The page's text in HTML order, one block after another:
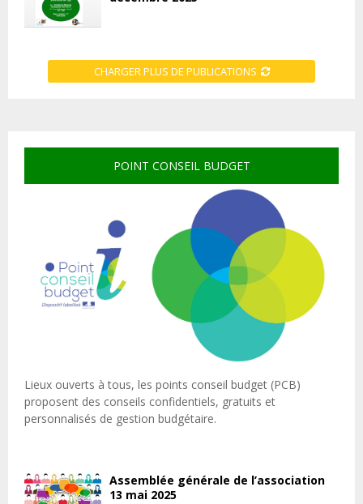
CHARGER PLUS DE PUBLICATIONS
POINT CONSEIL BUDGET
Lieux ouverts à tous, les points conseil budget (PCB)
proposent des conseils confidentiels, gratuits et
personnalisés de gestion budgétaire.
Assemblée générale de l’association
13 mai 2025